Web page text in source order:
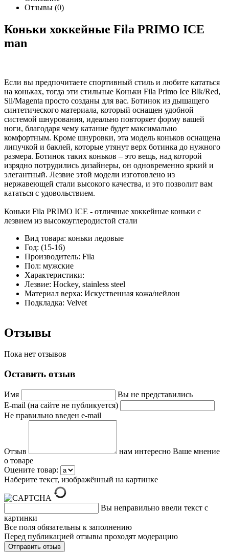
Отзывы (0)
Коньки хоккейные Fila PRIMO ICE
man
Если вы предпочитаете спортивный стиль и любите кататься
на коньках, тогда эти стильные Коньки Fila Primo Ice Blk/Red,
Sil/Magenta просто созданы для вас. Ботинок из дышащего
синтетического материала, который оснащен удобной
системой шнурования, идеально повторяет форму вашей
ноги, благодаря чему катание будет максимально
комфортным. Кроме шнуровки, эта модель коньков оснащена
липучкой и баклей, которые утянут верх ботинка до нужного
размера. Ботинок таких коньков – это вещь, над которой
изрядно потрудились дизайнеры, он одновременно яркий и
элегантный. Лезвие этой модели изготовлено из
нержавеющей стали высокого качества, и это позволит вам
кататься с удовольствием.
Коньки Fila PRIMO ICE - отличные хоккейные коньки с
лезвием из высокоуглеродистой стали
Вид товара: коньки ледовые
Год: (15-16)
Производитель: Fila
Пол: мужские
Характеристики:
Лезвие: Hockey, stainless steel
Материал верха: Искуственная кожа/нейлон
Подкладка: Velvet
Отзывы
Пока нет отзывов
Оставить отзыв
Имя
Вы не представились
E-mail (на сайте не публикуется)
Не правильно введен e-mail
Отзыв
нам интересно Ваше мнение
о товаре
Оцените товар:
Наберите текст, изображённый на картинке
Вы неправильно ввели текст с
картинки
Все поля обязательны к заполнению
Перед публикацией отзывы проходят модерацию